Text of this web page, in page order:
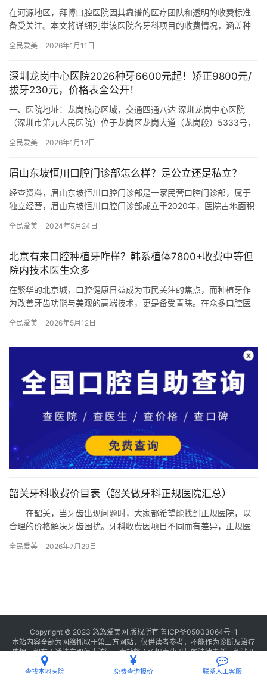
在河源地区，拜博口腔医院因其靠谱的医疗团队和透明的收费标准
备受关注。本文将详细列举该医院各牙科项目的收费情况，涵盖种
者清晰…
全民爱美 2026年1月11日
深圳龙岗中心医院2026种牙6600元起！矫正9800元/
拔牙230元，价格表全公开！
一、医院地址：龙岗核心区域，交通四通八达 深圳龙岗中心医院
（深圳市第九人民医院）位于龙岗区龙岗大道（龙岗段）5333号，
全民爱美 2026年1月12日
眉山东坡恒川口腔门诊部怎么样？是公立还是私立？
经查资料，眉山东坡恒川口腔门诊部是一家民营口腔门诊部，属于
独立经营，眉山东坡恒川口腔门诊部成立于2020年，医院占地面积
全民爱美 2024年5月24日
北京有来口腔种植牙咋样？韩系植体7800+收费中等但
院内技术医生众多
在繁华的北京城，口腔健康日益成为市民关注的焦点，而种植牙作
为改善牙齿功能与美观的高端技术，更是备受青睐。在众多口腔医
以及优…
全民爱美 2026年5月12日
韶关牙科收费价目表（韶关做牙科正规医院汇总）
在韶关，当牙齿出现问题时，大家都希望能找到正规医院，以
合理的价格解决牙齿困扰。牙科收费因项目不同而有差异，正规医
那些正…
全民爱美 2026年7月29日
Copyright © 2023 悠悠爱美网 版权所有 鲁ICP备05003064号-1
本站内容全部为网络抓取于第三方网站，仅供读者参考，不能作为诊断及治疗
依据，如有不适请立即停止访问，本站将不承担由此引起的法律责任。如涉及
联系我们
查找本地医院 免费查询报价 联系人工客服